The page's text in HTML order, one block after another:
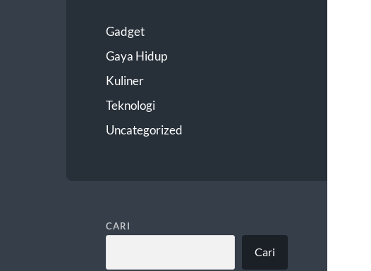
Gadget
Gaya Hidup
Kuliner
Teknologi
Uncategorized
CARI
Cari